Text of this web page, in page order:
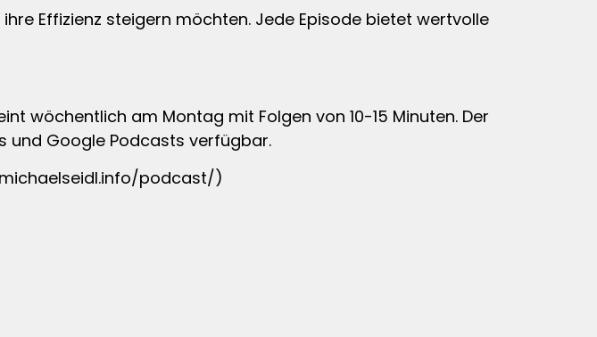
Effizienz steigern möchten. Jede Episode bietet wertvolle
wöchentlich am Montag mit Folgen von 10-15 Minuten. Der
und Google Podcasts verfügbar.
podcast/)